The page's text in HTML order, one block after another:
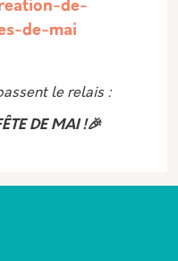
de-
de-mai
le relais :
DE MAI !🎉